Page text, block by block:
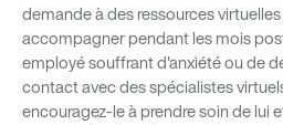
demande à des ressources
accompagner pendant les mois
employé souffrant d'anxiété ou de
contact avec des spécialistes
encouragez-le à prendre soin de lui